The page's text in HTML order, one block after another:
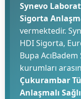
Synevo
Sigorta
vermektedir.
HDI Sigorta,
Bupa
kurumları
Çukurambar
Anlaşmalı